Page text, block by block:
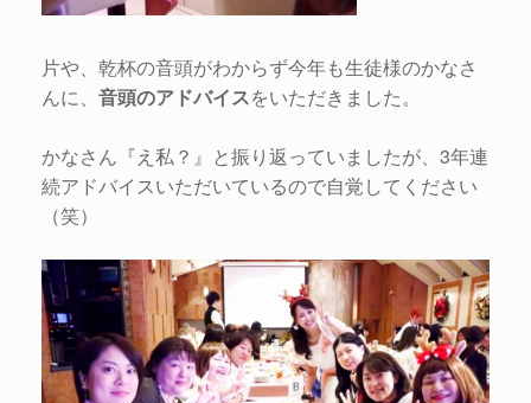
片や、乾杯の音頭がわからず今年も生徒様のかなさ
んに、 音頭のアドバイスをいただきました。
かなさん『え私？』と振り返っていましたが、3年連
続アドバイスいただいているので自覚してください
（笑）